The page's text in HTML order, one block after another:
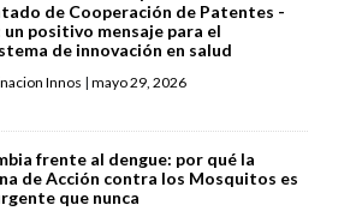
de Cooperación de Patentes -
un positivo mensaje para el
de innovación en salud
Innos | mayo 29, 2026
frente al dengue: por qué la
de Acción contra los Mosquitos es
que nunca